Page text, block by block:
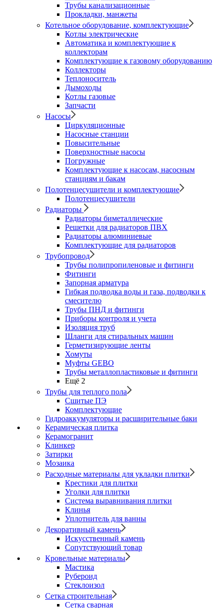
Трубы канализационные
Прокладки, манжеты
Котельное оборудование, комплектующие
Котлы электрические
Автоматика и комплектующие к
коллекторам
Комплектующие к газовому оборудованию
Коллекторы
Теплоноситель
Дымоходы
Котлы газовые
Запчасти
Насосы
Циркуляционные
Насосные станции
Повысительные
Поверхностные насосы
Погружные
Комплектующие к насосам, насосным
станциям и бакам
Полотенцесушители и комплектующие
Полотенцесушители
Радиаторы
Радиаторы биметаллические
Решетки для радиаторов ПВХ
Радиаторы алюминиевые
Комплектующие для радиаторов
Трубопровод
Трубы полипропиленовые и фитинги
Фитинги
Запорная арматура
Гибкая подводка воды и газа, подводки к
смесителю
Трубы ПНД и фитинги
Приборы контроля и учета
Изоляция труб
Шланги для стиральных машин
Герметизирующие ленты
Хомуты
Муфты GEBO
Трубы металлопластиковые и фитинги
Ещё 2
Трубы для теплого пола
Сшитые ПЭ
Комплектующие
Гидроаккумуляторы и расширительные баки
Керамическая плитка
Керамогранит
Клинкер
Затирки
Мозаика
Расходные материалы для укладки плитки
Крестики для плитки
Уголки для плитки
Система выравнивания плитки
Клинья
Уплотнитель для ванны
Декоративный камень
Искусственный камень
Сопутствующий товар
Кровельные материалы
Мастика
Рубероид
Стеклоизол
Сетка строительная
Сетка сварная